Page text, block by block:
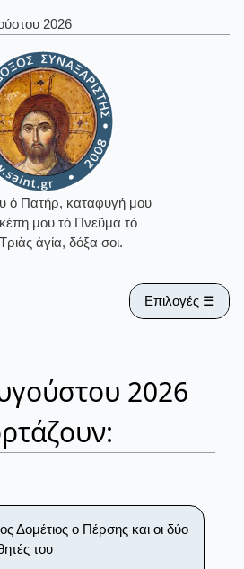
2026
ὁ Πατήρ, καταφυγή μου
μου τὸ Πνεῦμα τὸ
ἁγία, δόξα σοι.
Επιλογές ☰
2026
Δομέτιος ο Πέρσης και οι δύο
του